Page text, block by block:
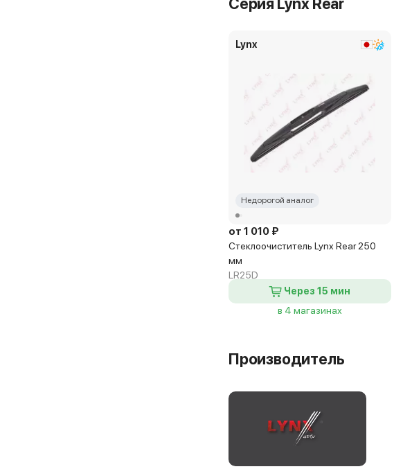
ЕвроАвто
Lynx Rear LR40Eзадний дворник
Самовывоз через 15 мин и позже
Lynx
Недорогой аналог
от 1 010 ₽
Стеклоочиститель Lynx Rear 250
мм
LR25D
Через 15 мин
в 4 магазинах
Производитель